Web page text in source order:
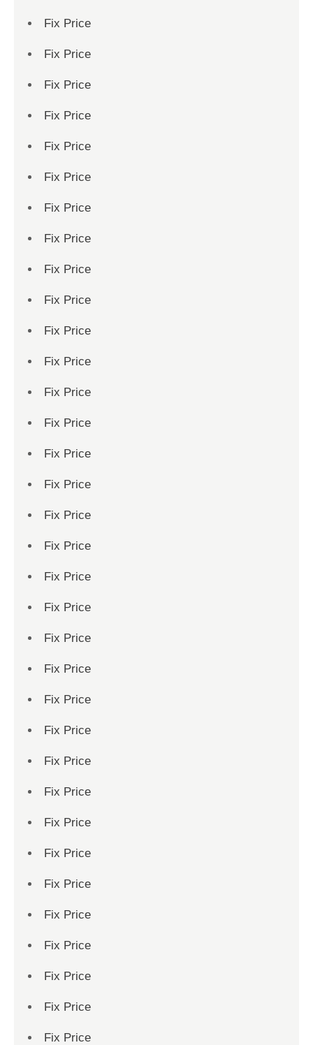
Fix Price
Fix Price
Fix Price
Fix Price
Fix Price
Fix Price
Fix Price
Fix Price
Fix Price
Fix Price
Fix Price
Fix Price
Fix Price
Fix Price
Fix Price
Fix Price
Fix Price
Fix Price
Fix Price
Fix Price
Fix Price
Fix Price
Fix Price
Fix Price
Fix Price
Fix Price
Fix Price
Fix Price
Fix Price
Fix Price
Fix Price
Fix Price
Fix Price
Fix Price